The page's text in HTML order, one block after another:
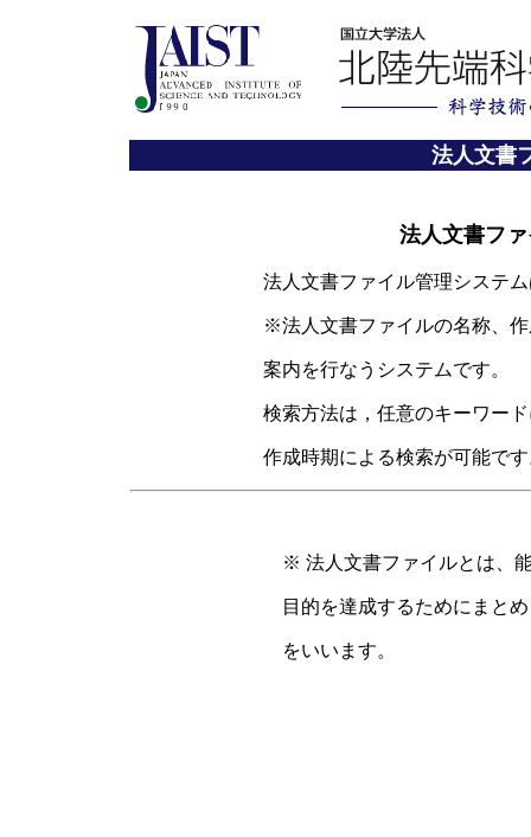
法人文書
法人文書フ
法人文書ファイル管理システムは、
※法人文書ファイルの名称、作成組織
案内を行なうシステムです
検索方法は，任意のキーワードによ
作成時期による検索が可能です
※ 法人文書ファイルとは、能率的な
目的を達成するためにまとめられた
をいいます。